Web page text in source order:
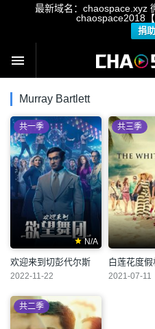
最新域名：chaospace.xyz
chaospace2018
捐
Murray Bartlett
N/A
共一季
欢迎来到切彭代尔斯
2022-11-22
共三季
白莲花度假
2021-07-11
共二季